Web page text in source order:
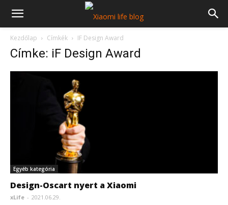
Kezdőlap Címkék IF Design Award
Címke: iF Design Award
Egyéb kategória
Design-Oscart nyert a Xiaomi
xLife - 2021.06.29.